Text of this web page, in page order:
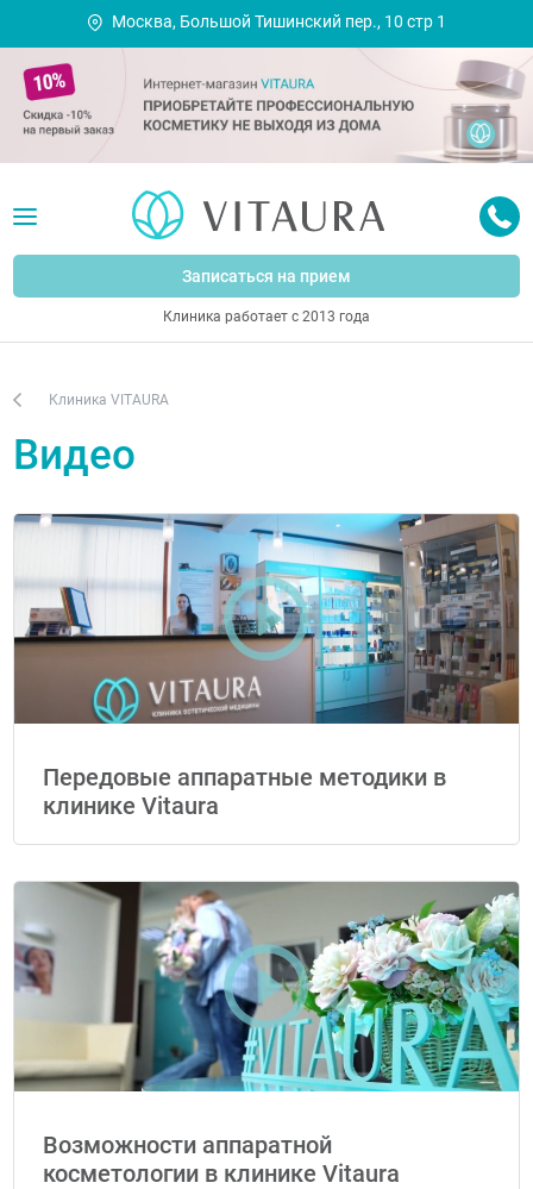
Москва, Большой Тишинский пер., 10 стр 1
Записаться на прием
Клиника работает с 2013 года
Клиника VITAURA
Видео
Передовые аппаратные методики в
клинике Vitaura
Возможности аппаратной
косметологии в клинике Vitaura